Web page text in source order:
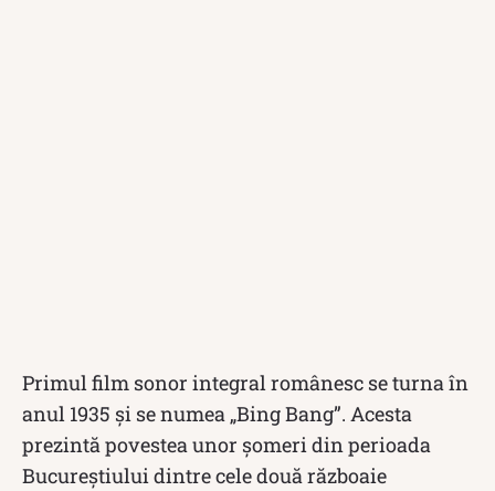
Primul film sonor integral românesc se turna în
anul 1935 și se numea „Bing Bang”. Acesta
prezintă povestea unor șomeri din perioada
Bucureștiului dintre cele două războaie